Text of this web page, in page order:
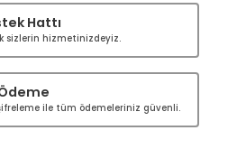
Hattı
sizlerin hizmetinizdeyiz.
ile tüm ödemeleriniz güvenli.